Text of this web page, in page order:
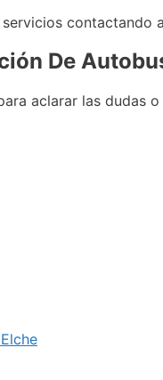
contactando
De
aclarar las